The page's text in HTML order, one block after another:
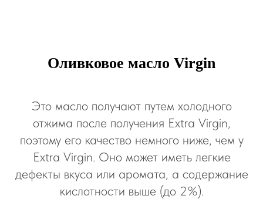
Оливковое масло Virgin
Это масло получают путем холодного
отжима после получения Extra Virgin,
поэтому его качество немного ниже, чем у
Extra Virgin. Оно может иметь легкие
дефекты вкуса или аромата, а содержание
кислотности выше (до 2%).